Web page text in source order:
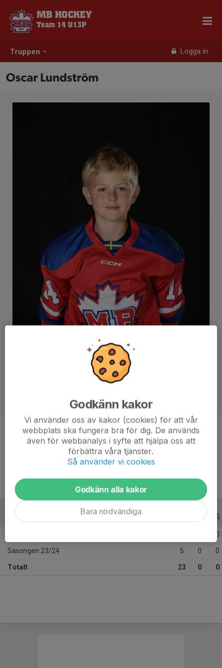
Truppen Logga in
MB HOCKEY
Team 14 U13P
Oscar Lundström
Position
-
11 år
ALLA ÅR
0
Säsongen 23/24 5 0 0
Totalt 23 0 0
Godkänn kakor
Vi använder oss av kakor (cookies) för att vår
webbplats ska fungera bra för dig. De används
även för webbanalys i syfte att hjälpa oss att
förbättra våra tjänster.
Så använder vi cookies
Godkänn alla kakor
Bara nödvändiga